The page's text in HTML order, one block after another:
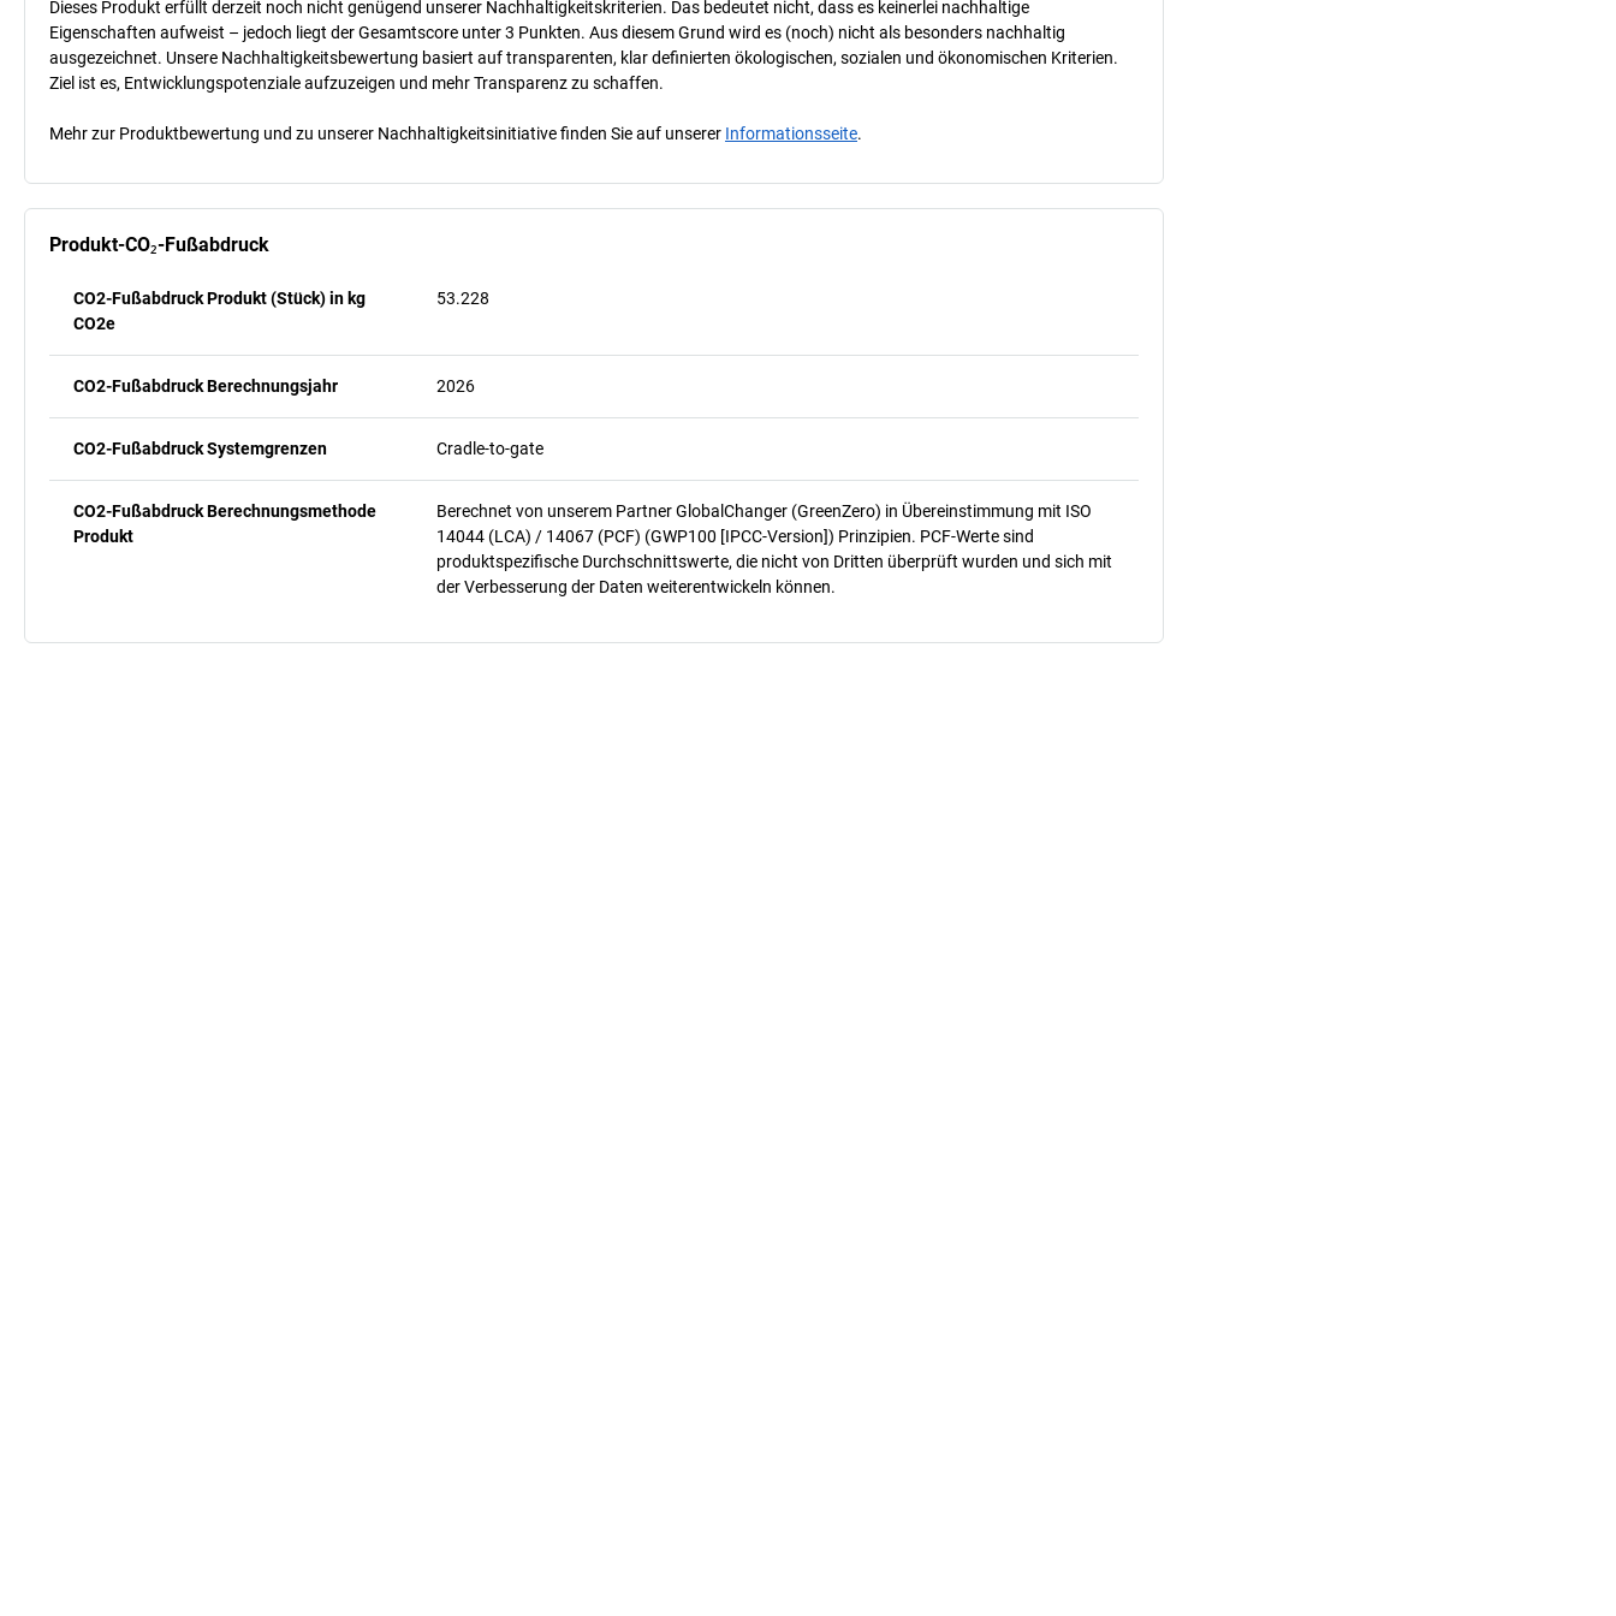
Dieses Produkt erfüllt derzeit noch nicht genügend unserer Nachhaltigkeitskriterien. Das bedeutet nicht, dass es keinerlei nachhaltige
Eigenschaften aufweist – jedoch liegt der Gesamtscore unter 3 Punkten. Aus diesem Grund wird es (noch) nicht als besonders nachhaltig
ausgezeichnet. Unsere Nachhaltigkeitsbewertung basiert auf transparenten, klar definierten ökologischen, sozialen und ökonomischen Kriterien.
Ziel ist es, Entwicklungspotenziale aufzuzeigen und mehr Transparenz zu schaffen.
Mehr zur Produktbewertung und zu unserer Nachhaltigkeitsinitiative finden Sie auf unserer Informationsseite.
Produkt-CO₂-Fußabdruck
CO2-Fußabdruck Produkt (Stück) in kg
CO2e
53.228
CO2-Fußabdruck Berechnungsjahr 2026
CO2-Fußabdruck Systemgrenzen Cradle-to-gate
CO2-Fußabdruck Berechnungsmethode
Produkt
Berechnet von unserem Partner GlobalChanger (GreenZero) in Übereinstimmung mit ISO
14044 (LCA) / 14067 (PCF) (GWP100 [IPCC-Version]) Prinzipien. PCF-Werte sind
produktspezifische Durchschnittswerte, die nicht von Dritten überprüft wurden und sich mit
der Verbesserung der Daten weiterentwickeln können.